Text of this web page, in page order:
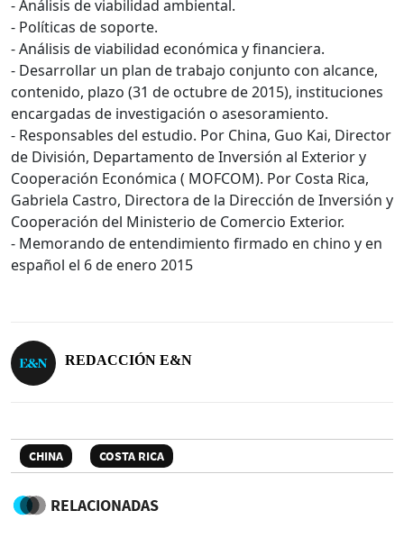
- Análisis de viabilidad ambiental.
- Políticas de soporte.
- Análisis de viabilidad económica y financiera.
- Desarrollar un plan de trabajo conjunto con alcance,
contenido, plazo (31 de octubre de 2015), instituciones
encargadas de investigación o asesoramiento.
- Responsables del estudio. Por China, Guo Kai, Director
de División, Departamento de Inversión al Exterior y
Cooperación Económica ( MOFCOM). Por Costa Rica,
Gabriela Castro, Directora de la Dirección de Inversión y
Cooperación del Ministerio de Comercio Exterior.
- Memorando de entendimiento firmado en chino y en
español el 6 de enero 2015
REDACCIÓN E&N
CHINA COSTA RICA
RELACIONADAS